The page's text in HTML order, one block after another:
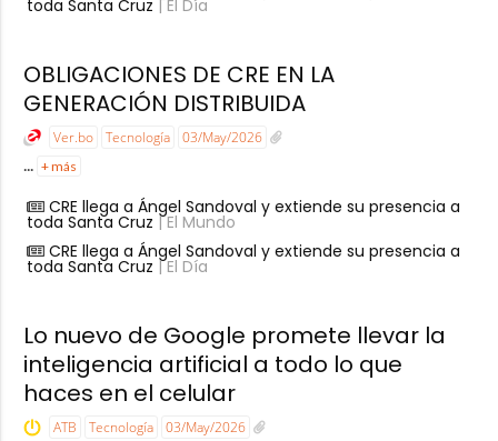
toda Santa Cruz | El Día
OBLIGACIONES DE CRE EN LA
GENERACIÓN DISTRIBUIDA
Ver.bo Tecnología 03/May/2026
... + más
CRE llega a Ángel Sandoval y extiende su presencia a
toda Santa Cruz | El Mundo
CRE llega a Ángel Sandoval y extiende su presencia a
toda Santa Cruz | El Día
Lo nuevo de Google promete llevar la
inteligencia artificial a todo lo que
haces en el celular
ATB Tecnología 03/May/2026